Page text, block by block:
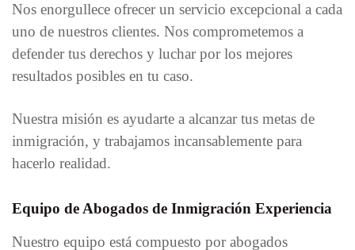
Nos enorgullece ofrecer un servicio excepcional a cada
uno de nuestros clientes. Nos comprometemos a
defender tus derechos y luchar por los mejores
resultados posibles en tu caso.
Nuestra misión es ayudarte a alcanzar tus metas de
inmigración, y trabajamos incansablemente para
hacerlo realidad.
Equipo de Abogados de Inmigración Experiencia
Nuestro equipo está compuesto por abogados